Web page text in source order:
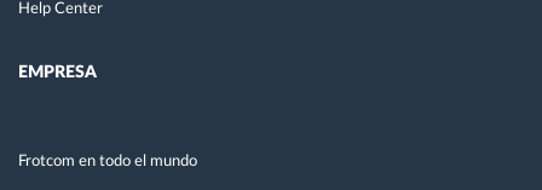
Help Center
EMPRESA
Frotcom en todo el mundo